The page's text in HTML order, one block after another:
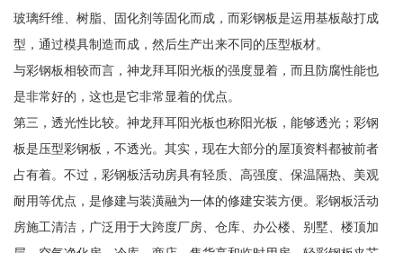
玻璃纤维、树脂、固化剂等固化而成，而彩钢板是运用基板敲打成
型，通过模具制造而成，然后生产出来不同的压型板材。
与彩钢板相较而言，神龙拜耳阳光板的强度显着，而且防腐性能也
是非常好的，这也是它非常显着的优点。
第三，透光性比较。神龙拜耳阳光板也称阳光板，能够透光；彩钢
板是压型彩钢板，不透光。其实，现在大部分的屋顶资料都被前者
占有着。不过，彩钢板活动房具有轻质、高强度、保温隔热、美观
耐用等优点，是修建与装潢融为一体的修建安装方便。彩钢板活动
房施工清洁，广泛用于大跨度厂房、仓库、办公楼、别墅、楼顶加